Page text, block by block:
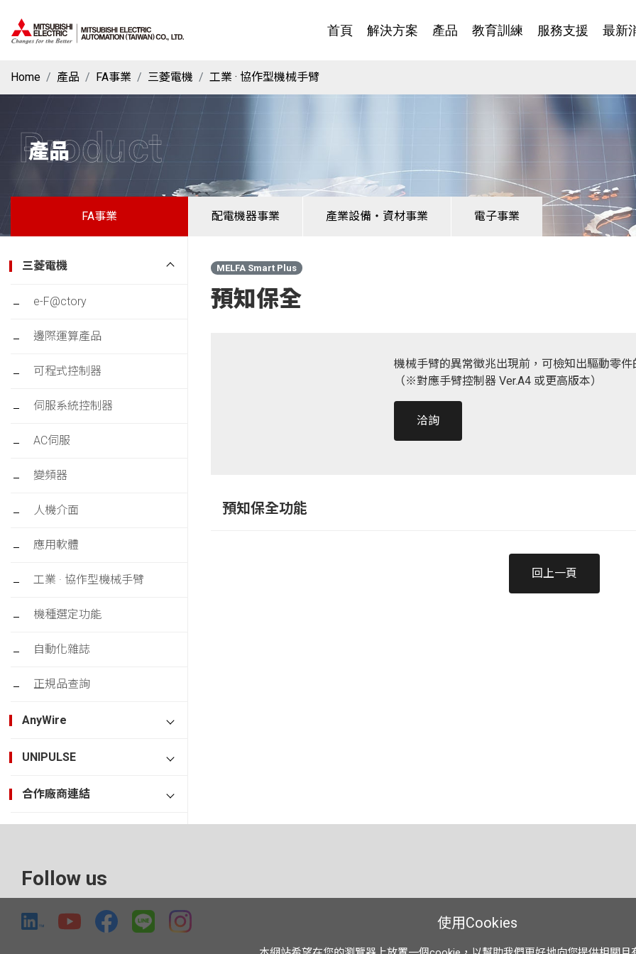
首頁 解決方案 產品 教育訓練 服務支援 最新
Home 產品 FA事業 三菱電機 工業 · 協作型機械手臂
產品
Product
FA事業 配電機器事業 產業設備・資材事業 電子事業
三菱電機
e-F@ctory
邊際運算產品
可程式控制器
伺服系統控制器
AC伺服
變頻器
人機介面
應用軟體
工業 · 協作型機械手臂
機種選定功能
自動化雜誌
正規品查詢
AnyWire
UNIPULSE
合作廠商連結
MELFA Smart Plus
預知保全
機械手臂的異常徵兆出現前，可檢知出驅動零件
（※對應手臂控制器 Ver.A4 或更高版本）
洽詢
預知保全功能
回上一頁
Follow us
使用Cookies